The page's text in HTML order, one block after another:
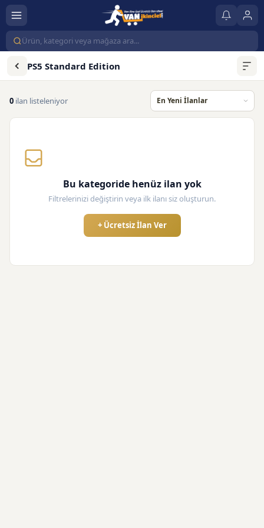
PS5 Standard Edition
0 ilan listeleniyor
Bu kategoride henüz ilan yok
Filtrelerinizi değiştirin veya ilk ilanı siz oluşturun.
+ Ücretsiz İlan Ver